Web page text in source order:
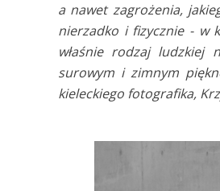
a nawet zagrożenia,
nierzadko i fizycznie - w
właśnie rodzaj ludzkiej
surowym i zimnym
kieleckiego fotografika,